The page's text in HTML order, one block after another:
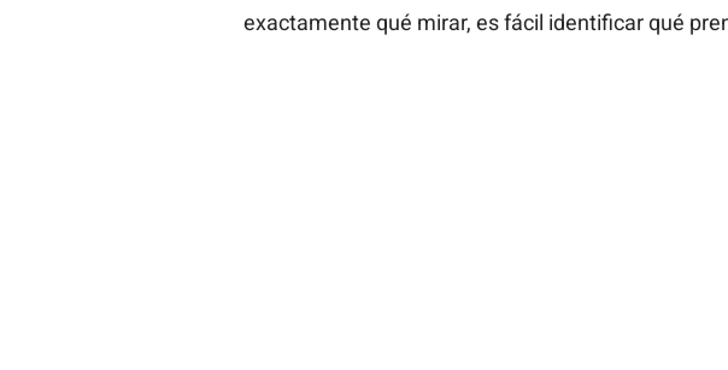
exactamente qué mirar, es fácil identificar qué